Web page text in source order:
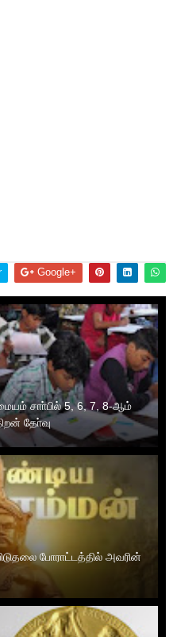
Google+
சாா்பில் 5, 6, 7, 8-ஆம்
தோ்வு
போராட்டத்தில் அவரின்